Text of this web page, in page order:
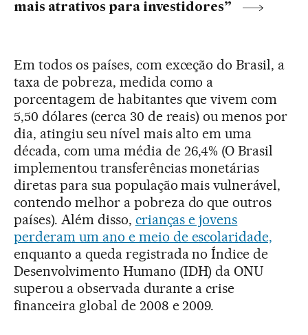
mais atrativos para investidores”
Em todos os países, com exceção do Brasil, a
taxa de pobreza, medida como a
porcentagem de habitantes que vivem com
5,50 dólares (cerca 30 de reais) ou menos por
dia, atingiu seu nível mais alto em uma
década, com uma média de 26,4% (O Brasil
implementou transferências monetárias
diretas para sua população mais vulnerável,
contendo melhor a pobreza do que outros
países). Além disso, crianças e jovens
perderam um ano e meio de escolaridade,
enquanto a queda registrada no Índice de
Desenvolvimento Humano (IDH) da ONU
superou a observada durante a crise
financeira global de 2008 e 2009.